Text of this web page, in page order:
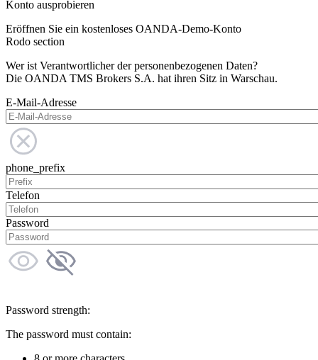
Konto ausprobieren
Eröffnen Sie ein kostenloses OANDA-Demo-Konto
Rodo section
Wer ist Verantwortlicher der personenbezogenen Daten?
Die OANDA TMS Brokers S.A. hat ihren Sitz in Warschau.
E-Mail-Adresse
phone_prefix
Telefon
Password
Password strength:
The password must contain: